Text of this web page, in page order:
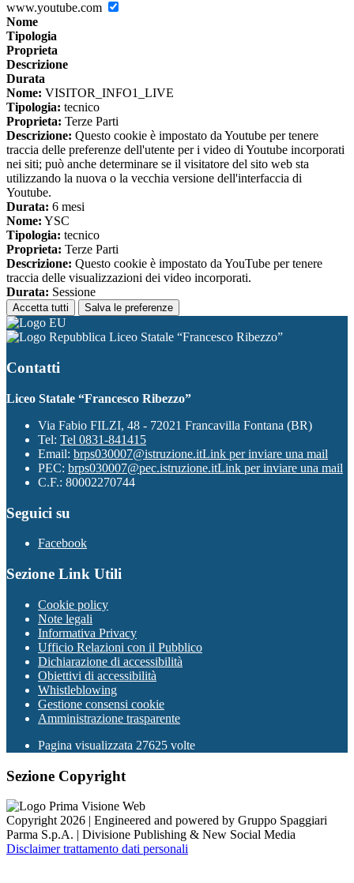
www.youtube.com
Nome
Tipologia
Proprieta
Descrizione
Durata
Nome: VISITOR_INFO1_LIVE
Tipologia: tecnico
Proprieta: Terze Parti
Descrizione: Questo cookie è impostato da Youtube per tenere
traccia delle preferenze dell'utente per i video di Youtube incorporati
nei siti; può anche determinare se il visitatore del sito web sta
utilizzando la nuova o la vecchia versione dell'interfaccia di
Youtube.
Durata: 6 mesi
Nome: YSC
Tipologia: tecnico
Proprieta: Terze Parti
Descrizione: Questo cookie è impostato da YouTube per tenere
traccia delle visualizzazioni dei video incorporati.
Durata: Sessione
Accetta tutti Salva le preferenze
Liceo Statale “Francesco Ribezzo”
Contatti
Liceo Statale “Francesco Ribezzo”
Via Fabio FILZI, 48 - 72021 Francavilla Fontana (BR)
Tel: Tel 0831-841415
Email: brps030007@istruzione.itLink per inviare una mail
PEC: brps030007@pec.istruzione.itLink per inviare una mail
C.F.: 80002270744
Seguici su
Facebook
Sezione Link Utili
Cookie policy
Note legali
Informativa Privacy
Ufficio Relazioni con il Pubblico
Dichiarazione di accessibilità
Obiettivi di accessibilità
Whistleblowing
Gestione consensi cookie
Amministrazione trasparente
Pagina visualizzata 27625 volte
Sezione Copyright
Copyright 2026 | Engineered and powered by Gruppo Spaggiari
Parma S.p.A. | Divisione Publishing & New Social Media
Disclaimer trattamento dati personali